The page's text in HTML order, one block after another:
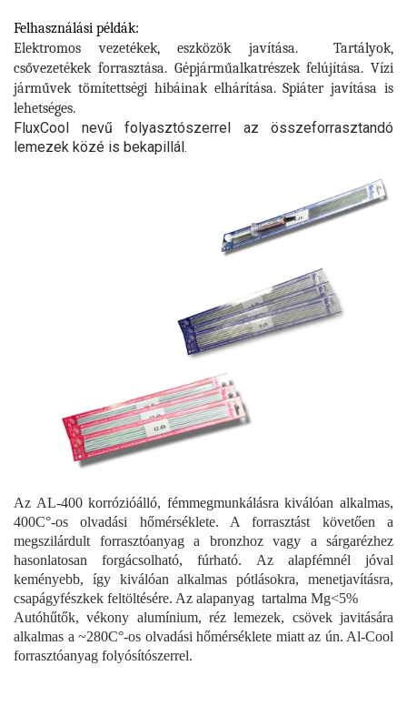
Felhasználási példák:
Elektromos vezetékek, eszközök javítása. Tartályok,
csővezetékek forrasztása. Gépjárműalkatrészek felújítása. Vízi
járművek tömítettségi hibáinak elhárítása. Spiáter javítása is
lehetséges.
FluxCool nevű folyasztószerrel az összeforrasztandó
lemezek közé is bekapillál.
Az AL-400 korrózióálló, fémmegmunkálásra kiválóan alkalmas,
400C°-os olvadási hőmérséklete. A forrasztást követően a
megszilárdult forrasztóanyag a bronzhoz vagy a sárgarézhez
hasonlatosan forgácsolható, fúrható. Az alapfémnél jóval
keményebb, így kiválóan alkalmas pótlásokra, menetjavításra,
csapágyfészkek feltöltésére. Az alapanyag tartalma Mg<5%
Autóhűtők, vékony alumínium, réz lemezek, csövek javitására
alkalmas a ~280C°-os olvadási hőmérséklete miatt az ún. Al-Cool
forrasztóanyag folyósítószerrel.